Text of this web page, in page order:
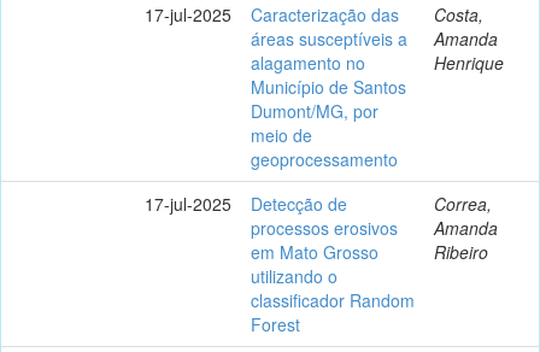
17-jul-2025
Caracterização das
áreas susceptíveis a
alagamento no
Município de Santos
Dumont/MG, por
meio de
geoprocessamento
Costa,
Amanda
Henrique
17-jul-2025
Detecção de
processos erosivos
em Mato Grosso
utilizando o
classificador Random
Forest
Correa,
Amanda
Ribeiro